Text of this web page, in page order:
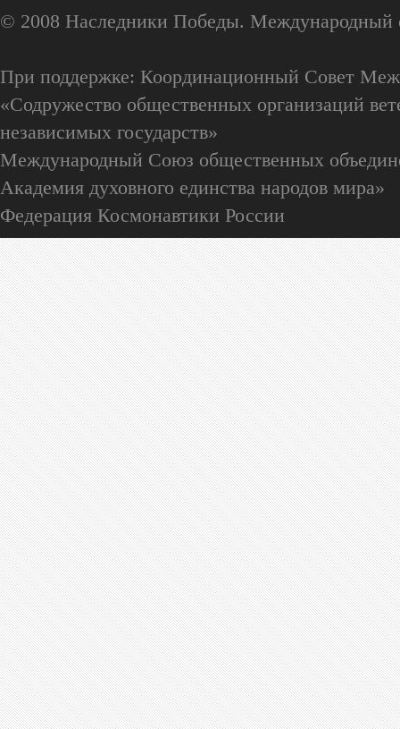
© 2008 Наследники Победы. Международный
При поддержке: Координационный Совет
«Содружество общественных организаций
независимых государств»
Международный Союз общественных
Академия духовного единства народов мира»
Федерация Космонавтики России